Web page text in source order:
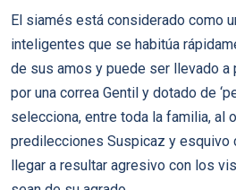
El siamés está considerado como
inteligentes que se habitúa
de sus amos y puede ser llevado a
por una correa Gentil y dotado de
selecciona, entre toda la familia, al
predilecciones Suspicaz y esquivo
llegar a resultar agresivo con los